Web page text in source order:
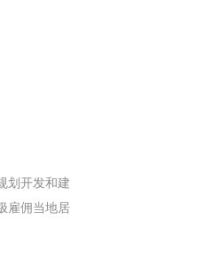
划开发和建
雇佣当地居